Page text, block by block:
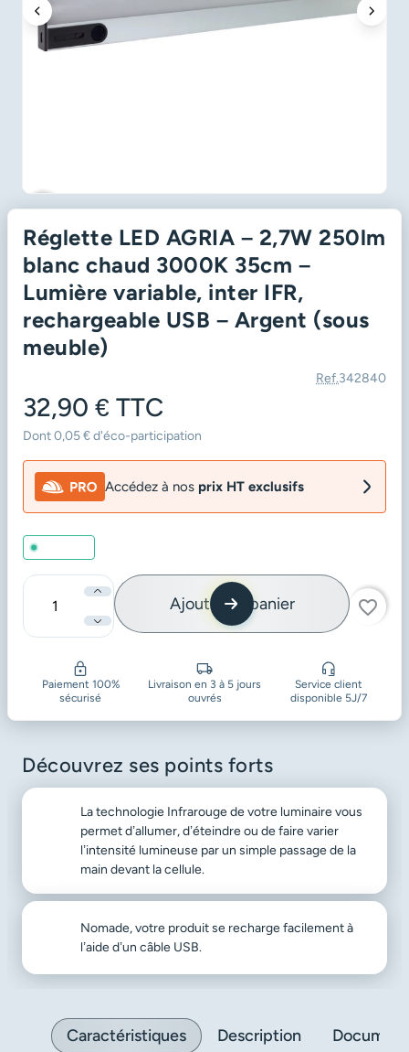
favorite_border
Réglette LED AGRIA – 2,7W 250lm
blanc chaud 3000K 35cm –
Lumière variable, inter IFR,
rechargeable USB – Argent (sous
meuble)
Ref.342840
32,90 € TTC
Dont 0,05 € d'éco-participation
Accédez à nos prix HT exclusifs
Quantité
Ajouter au panier favorite_border
Paiement 100%
sécurisé
Livraison en 3 à 5 jours
ouvrés
Service client
disponible 5J/7
Découvrez ses points forts
La technologie Infrarouge de votre luminaire vous
permet d’allumer, d’éteindre ou de faire varier
l’intensité lumineuse par un simple passage de la
main devant la cellule.
Nomade, votre produit se recharge facilement à
l’aide d’un câble USB.
Caractéristiques Description